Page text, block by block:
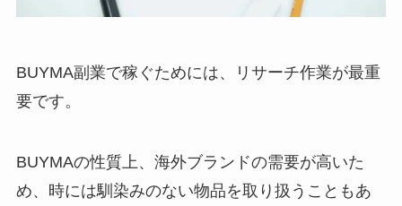
BUYMA副業で稼ぐためには、リサーチ作業が最重
要です。
BUYMAの性質上、海外ブランドの需要が高いた
め、時には馴染みのない物品を取り扱うこともあ